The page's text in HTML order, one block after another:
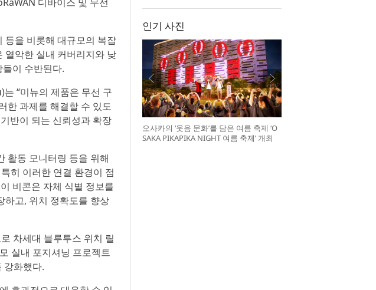
등을 비롯해 대규모의 복잡
열악한 실내 커버리지와 낮
이 수반된다.
“미뉴의 제품은 무선 구
한 과제를 해결할 수 있도
반이 되는 신뢰성과 확장
활동 모니터링 등을 위해
히 이러한 연결 환경이 점
비콘은 자체 식별 정보를
하고, 위치 정확도를 향상
차세대 블루투스 위치 릴
실내 포지셔닝 프로젝트
강화했다.
인기 사진
오사카의 ‘웃음 문화’를 담은 여름 축제 ‘O
SAKA PIKAPIKA NIGHT 여름 축제’ 개최